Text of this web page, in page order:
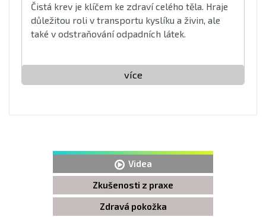
Čistá krev je klíčem ke zdraví celého těla. Hraje
důležitou roli v transportu kyslíku a živin, ale
také v odstraňování odpadních látek.
více
Videa
Zkušenosti z praxe
Zdravá pokožka